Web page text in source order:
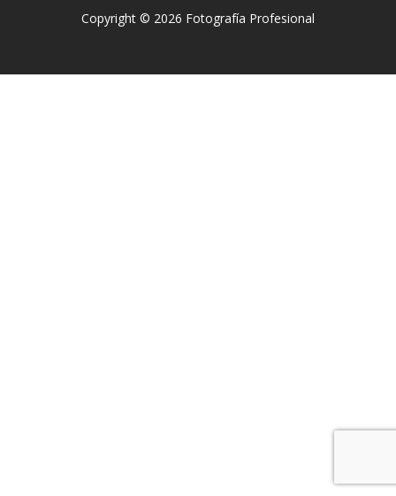
Copyright © 2026 Fotografía Profesional